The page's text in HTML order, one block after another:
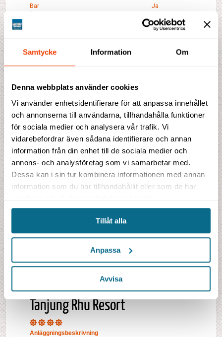
Samtycke Information Om
Denna webbplats använder cookies
Vi använder enhetsidentifierare för att anpassa innehållet
och annonserna till användarna, tillhandahålla funktioner
för sociala medier och analysera vår trafik. Vi
vidarebefordrar även sådana identifierare och annan
information från din enhet till de sociala medier och
annons- och analysföretag som vi samarbetar med.
Dessa kan i sin tur kombinera informationen med annan
information som du har tillhandahållit eller som de har
Tillåt alla
Anpassa
Avvisa
Bar
Ja
Restaurang
Ja
Ja
Ja
Vattensporter
Fitness/gym
Rökfria Rum
Massage
Pool
Ja
Ja
Barnpool
Ja
Boka din resa
Tanjung Rhu Resort
Anläggningsbeskrivning